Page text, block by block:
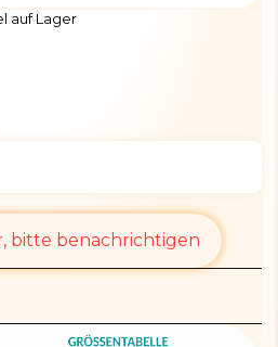
auf Lager
bitte benachrichtigen